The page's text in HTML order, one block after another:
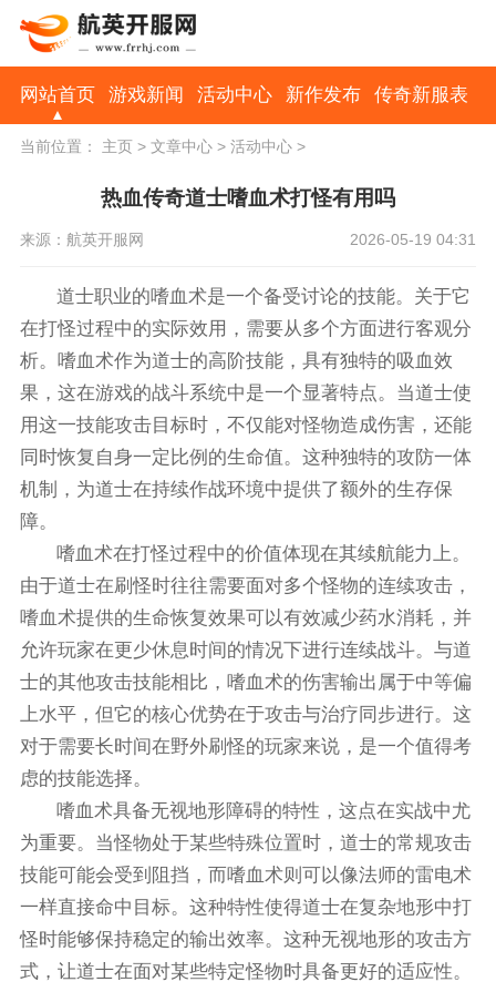
网站首页 游戏新闻 活动中心 新作发布 传奇新服表
当前位置： 主页> 文章中心> 活动中心>
热血传奇道士嗜血术打怪有用吗
来源：航英开服网 2026-05-19 04:31
道士职业的嗜血术是一个备受讨论的技能。关于它
在打怪过程中的实际效用，需要从多个方面进行客观分
析。嗜血术作为道士的高阶技能，具有独特的吸血效
果，这在游戏的战斗系统中是一个显著特点。当道士使
用这一技能攻击目标时，不仅能对怪物造成伤害，还能
同时恢复自身一定比例的生命值。这种独特的攻防一体
机制，为道士在持续作战环境中提供了额外的生存保
障。
嗜血术在打怪过程中的价值体现在其续航能力上。
由于道士在刷怪时往往需要面对多个怪物的连续攻击，
嗜血术提供的生命恢复效果可以有效减少药水消耗，并
允许玩家在更少休息时间的情况下进行连续战斗。与道
士的其他攻击技能相比，嗜血术的伤害输出属于中等偏
上水平，但它的核心优势在于攻击与治疗同步进行。这
对于需要长时间在野外刷怪的玩家来说，是一个值得考
虑的技能选择。
嗜血术具备无视地形障碍的特性，这点在实战中尤
为重要。当怪物处于某些特殊位置时，道士的常规攻击
技能可能会受到阻挡，而嗜血术则可以像法师的雷电术
一样直接命中目标。这种特性使得道士在复杂地形中打
怪时能够保持稳定的输出效率。这种无视地形的攻击方
式，让道士在面对某些特定怪物时具备更好的适应性。